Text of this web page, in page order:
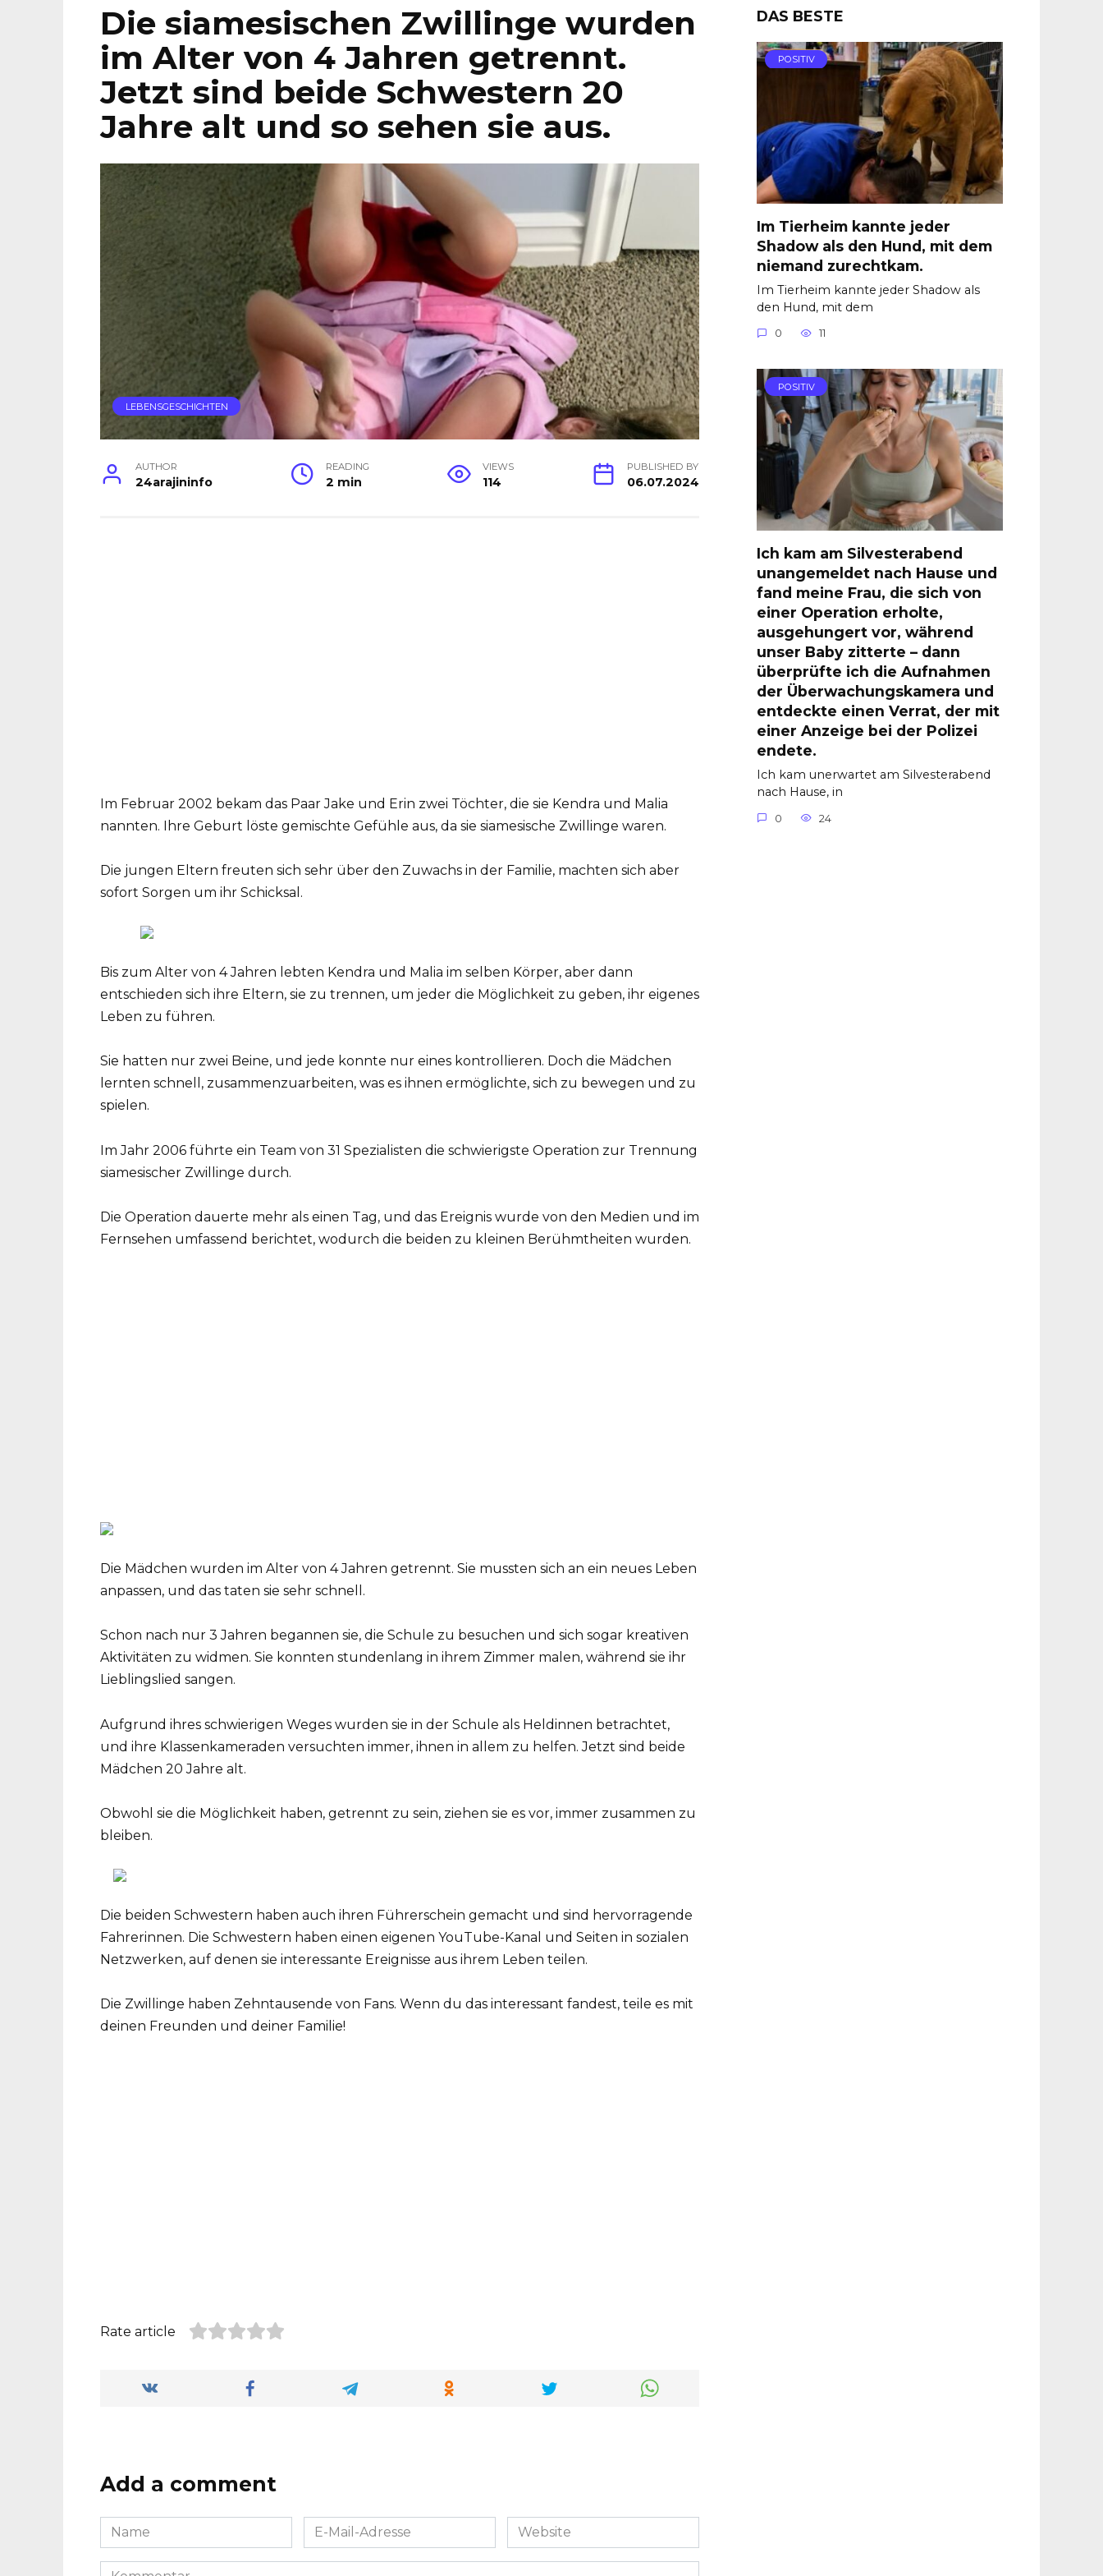
Die siamesischen Zwillinge wurden
im Alter von 4 Jahren getrennt.
Jetzt sind beide Schwestern 20
Jahre alt und so sehen sie aus.
LEBENSGESCHICHTEN
AUTHOR
24arajininfo
READING
2 min
VIEWS
114
PUBLISHED BY
06.07.2024
Im Februar 2002 bekam das Paar Jake und Erin zwei Töchter, die sie Kendra und Malia
nannten. Ihre Geburt löste gemischte Gefühle aus, da sie siamesische Zwillinge waren.
Die jungen Eltern freuten sich sehr über den Zuwachs in der Familie, machten sich aber
sofort Sorgen um ihr Schicksal.
Bis zum Alter von 4 Jahren lebten Kendra und Malia im selben Körper, aber dann
entschieden sich ihre Eltern, sie zu trennen, um jeder die Möglichkeit zu geben, ihr eigenes
Leben zu führen.
Sie hatten nur zwei Beine, und jede konnte nur eines kontrollieren. Doch die Mädchen
lernten schnell, zusammenzuarbeiten, was es ihnen ermöglichte, sich zu bewegen und zu
spielen.
Im Jahr 2006 führte ein Team von 31 Spezialisten die schwierigste Operation zur Trennung
siamesischer Zwillinge durch.
Die Operation dauerte mehr als einen Tag, und das Ereignis wurde von den Medien und im
Fernsehen umfassend berichtet, wodurch die beiden zu kleinen Berühmtheiten wurden.
Die Mädchen wurden im Alter von 4 Jahren getrennt. Sie mussten sich an ein neues Leben
anpassen, und das taten sie sehr schnell.
Schon nach nur 3 Jahren begannen sie, die Schule zu besuchen und sich sogar kreativen
Aktivitäten zu widmen. Sie konnten stundenlang in ihrem Zimmer malen, während sie ihr
Lieblingslied sangen.
Aufgrund ihres schwierigen Weges wurden sie in der Schule als Heldinnen betrachtet,
und ihre Klassenkameraden versuchten immer, ihnen in allem zu helfen. Jetzt sind beide
Mädchen 20 Jahre alt.
Obwohl sie die Möglichkeit haben, getrennt zu sein, ziehen sie es vor, immer zusammen zu
bleiben.
Die beiden Schwestern haben auch ihren Führerschein gemacht und sind hervorragende
Fahrerinnen. Die Schwestern haben einen eigenen YouTube-Kanal und Seiten in sozialen
Netzwerken, auf denen sie interessante Ereignisse aus ihrem Leben teilen.
Die Zwillinge haben Zehntausende von Fans. Wenn du das interessant fandest, teile es mit
deinen Freunden und deiner Familie!
Rate article
Add a comment
Name
*
E-
Mail-
Adresse
Website
Kommentar
DAS BESTE
POSITIV
Im Tierheim kannte jeder
Shadow als den Hund, mit dem
niemand zurechtkam.
Im Tierheim kannte jeder Shadow als
den Hund, mit dem
0 11
POSITIV
Ich kam am Silvesterabend
unangemeldet nach Hause und
fand meine Frau, die sich von
einer Operation erholte,
ausgehungert vor, während
unser Baby zitterte – dann
überprüfte ich die Aufnahmen
der Überwachungskamera und
entdeckte einen Verrat, der mit
einer Anzeige bei der Polizei
endete.
Ich kam unerwartet am Silvesterabend
nach Hause, in
0 24